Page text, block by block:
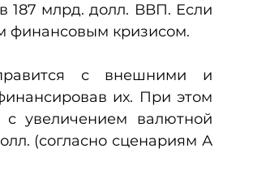
187 млрд. долл. ВВП. Если
финансовым кризисом.
с внешними и
их. При этом
увеличением валютной
(согласно сценариям А